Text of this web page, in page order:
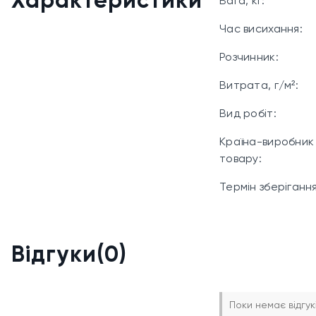
поверхні,
Типові
будівлі, навіси,
Технічні
Тип: вапняна
Колір: білий
Розведення:
Час висихання:
Розчинник:
Витрата, г/м²:
Вид робіт:
Країна-виробник
товару:
Термін
Відгуки(0)
Поки немає